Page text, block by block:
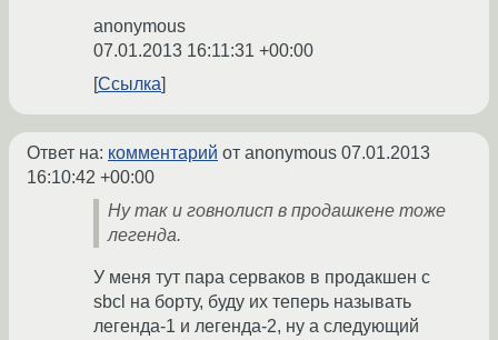
anonymous
07.01.2013 16:11:31 +00:00
Ссылка
Ответ на: комментарий от anonymous 07.01.2013
16:10:42 +00:00
Ну так и говнолисп в продашкене тоже
легенда.
У меня тут пара серваков в продакшен с
sbcl на борту, буду их теперь называть
легенда-1 и легенда-2, ну а следующий